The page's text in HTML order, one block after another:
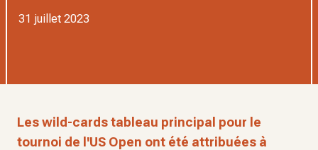
31 juillet 2023
Les wild-cards tableau principal pour le
tournoi de l'US Open ont été attribuées à